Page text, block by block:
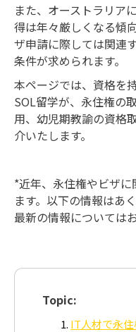
また、オーストラリア
得は年々厳しくなる傾
ザ申請に際しては関連
条件が求められます。
本ページでは、資格を
SOL留学が、永住権の
用、幼児期教諭の資格
介いたします。
*近年、永住権やビザ
ます。以下の情報はあ
最新の情報については
Topic:
IT人材で永